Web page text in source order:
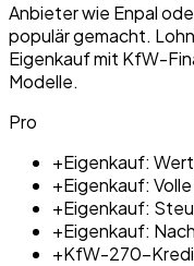
Anbieter wie Enpal
populär gemacht.
Eigenkauf mit KfW-
Modelle.
Pro
+Eigenkauf:
+Eigenkauf:
+Eigenkauf:
+Eigenkauf:
+KfW-270-